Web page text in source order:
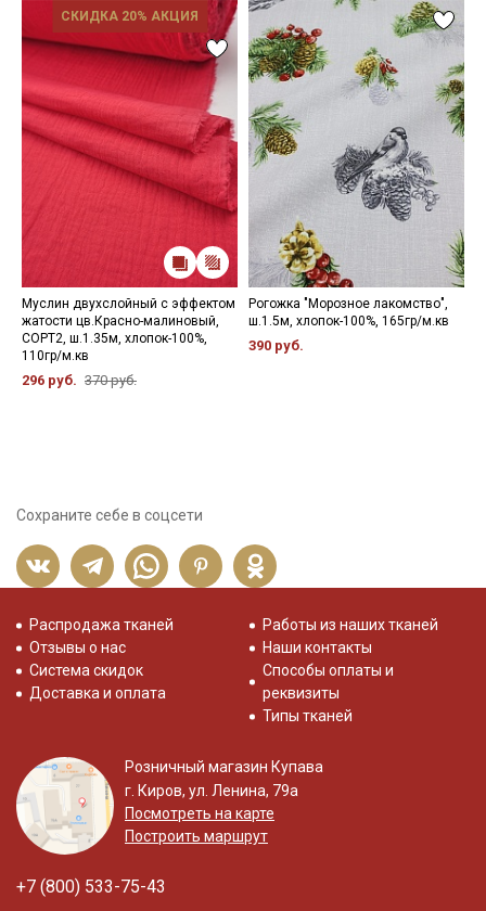
СКИДКА 20% АКЦИЯ
Муслин двухслойный с эффектом
жатости цв.Красно-малиновый,
СОРТ2, ш.1.35м, хлопок-100%,
110гр/м.кв
296 руб. 370 руб.
Рогожка "Морозное лакомство",
ш.1.5м, хлопок-100%, 165гр/м.кв
390 руб.
Сохраните себе в соцсети
Распродажа тканей
Отзывы о нас
Система скидок
Доставка и оплата
Работы из наших тканей
Наши контакты
Способы оплаты и
реквизиты
Типы тканей
Розничный магазин Купава
г. Киров, ул. Ленина, 79а
Посмотреть на карте
Построить маршрут
+7 (800) 533-75-43